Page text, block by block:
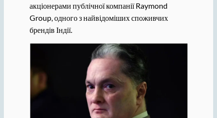
акціонерами публічної компанії Raymond
Group, одного з найвідоміших споживчих
брендів Індії.